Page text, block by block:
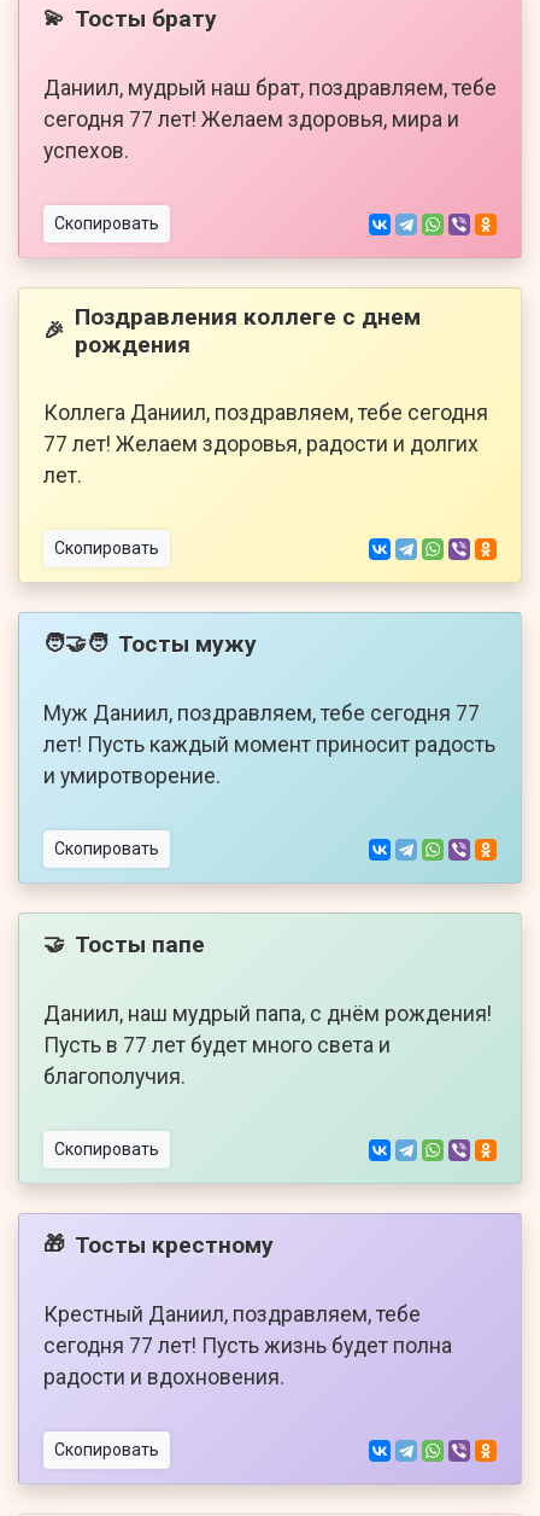
💫 Тосты брату
Даниил, мудрый наш брат, поздравляем, тебе
сегодня 77 лет! Желаем здоровья, мира и
успехов.
Скопировать
🎉 Поздравления коллеге с днем
рождения
Коллега Даниил, поздравляем, тебе сегодня
77 лет! Желаем здоровья, радости и долгих
лет.
Скопировать
🧑‍🤝‍🧑 Тосты мужу
Муж Даниил, поздравляем, тебе сегодня 77
лет! Пусть каждый момент приносит радость
и умиротворение.
Скопировать
🤝 Тосты папе
Даниил, наш мудрый папа, с днём рождения!
Пусть в 77 лет будет много света и
благополучия.
Скопировать
🎁 Тосты крестному
Крестный Даниил, поздравляем, тебе
сегодня 77 лет! Пусть жизнь будет полна
радости и вдохновения.
Скопировать